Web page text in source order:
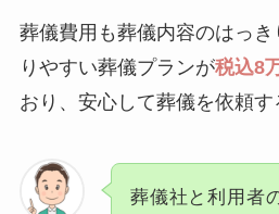
葬儀費用も葬儀内容のはっ
りやすい葬儀プランが税込8
おり、安心して葬儀を依頼す
葬儀社と利用者